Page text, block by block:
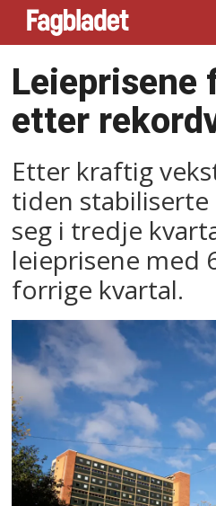
Leieprisene
etter
Etter kraftig
tiden stabiliserte
seg i tredje
leieprisene med
forrige kvartal.